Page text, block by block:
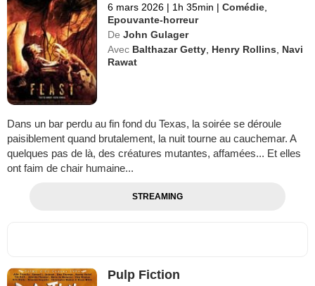
6 mars 2026 | 1h 35min | Comédie
Epouvante-horreur
De John Gulager
Avec Balthazar Getty Henry Rollins
Navi
Rawat
Dans un bar perdu au fin fond du Texas, la soirée se déroule
paisiblement quand brutalement, la nuit tourne au cauchemar. A
quelques pas de là, des créatures mutantes, affamées... Et elles
ont faim de chair humaine...
STREAMING
Pulp Fiction